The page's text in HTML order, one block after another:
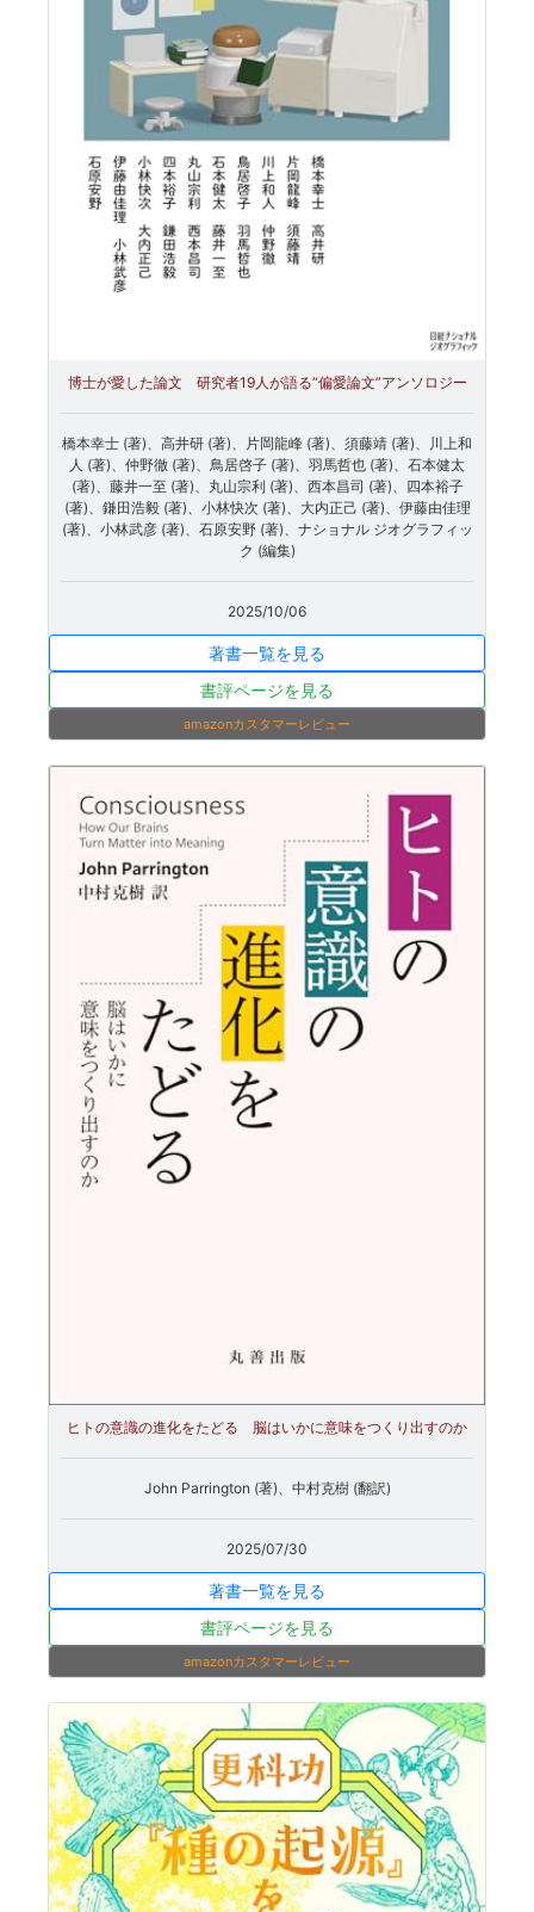
博士が愛した論文 研究者19人が語る“偏愛論文”アンソロジー
橋本幸士 (著)、高井研 (著)、片岡龍峰 (著)、須藤靖 (著)、川上和
人 (著)、仲野徹 (著)、鳥居啓子 (著)、羽馬哲也 (著)、石本健太
(著)、藤井一至 (著)、丸山宗利 (著)、西本昌司 (著)、四本裕子
(著)、鎌田浩毅 (著)、小林快次 (著)、大内正己 (著)、伊藤由佳理
(著)、小林武彦 (著)、石原安野 (著)、ナショナル ジオグラフィッ
ク (編集)
2025/10/06
著書一覧を見る
書評ページを見る
amazonカスタマーレビュー
ヒトの意識の進化をたどる 脳はいかに意味をつくり出すのか
John Parrington (著)、中村克樹 (翻訳)
2025/07/30
著書一覧を見る
書評ページを見る
amazonカスタマーレビュー